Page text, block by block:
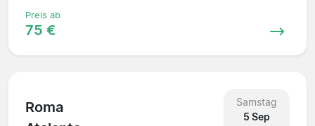
Preis ab
75 €
Roma
Samstag
5 Sep